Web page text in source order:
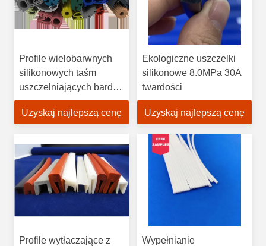
Profile wielobarwnych
silikonowych taśm
uszczelniających bardzo
stabilne chemicznie
Uzyskaj najlepszą cenę
Ekologiczne uszczelki
silikonowe 8.0MPa 30A
twardości
Uzyskaj najlepszą cenę
Profile wytłaczające z
Wypełnianie